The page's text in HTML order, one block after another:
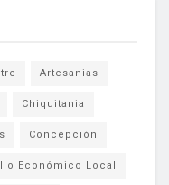
Artesanias
Chiquitania
Concepción
Económico Local